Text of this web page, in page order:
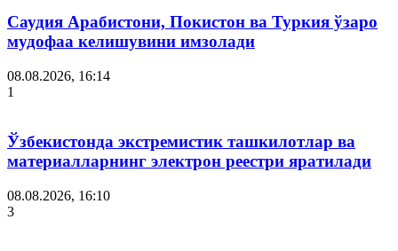
Саудия Арабистони, Покистон ва Туркия ўзаро
мудофаа келишувини имзолади
08.08.2026, 16:14
1
Ўзбекистонда экстремистик ташкилотлар ва
материалларнинг электрон реестри яратилади
08.08.2026, 16:10
3